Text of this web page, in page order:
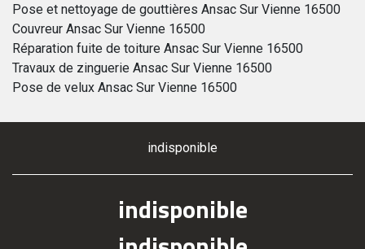
Pose et nettoyage de gouttières Ansac Sur Vienne 16500
Couvreur Ansac Sur Vienne 16500
Réparation fuite de toiture Ansac Sur Vienne 16500
Travaux de zinguerie Ansac Sur Vienne 16500
Pose de velux Ansac Sur Vienne 16500
indisponible
indisponible